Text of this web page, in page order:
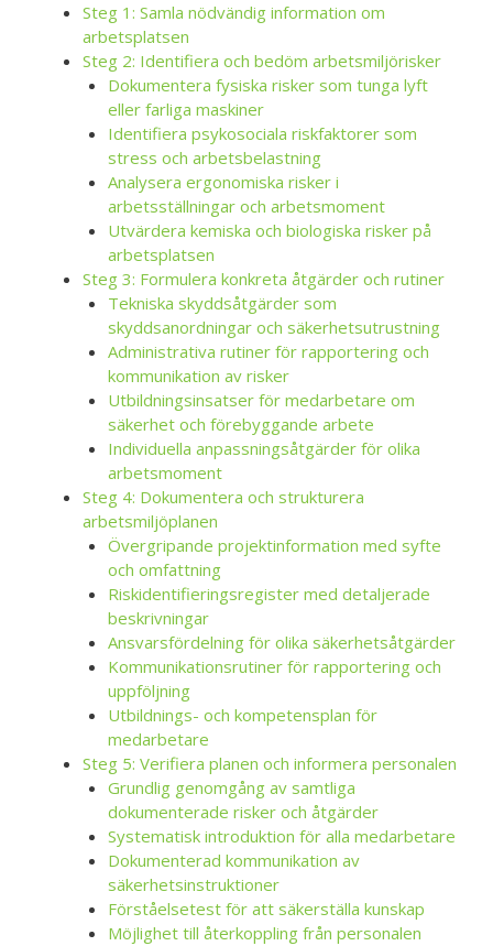
Steg 1: Samla nödvändig information om
arbetsplatsen
Steg 2: Identifiera och bedöm arbetsmiljörisker
Dokumentera fysiska risker som tunga lyft
eller farliga maskiner
Identifiera psykosociala riskfaktorer som
stress och arbetsbelastning
Analysera ergonomiska risker i
arbetsställningar och arbetsmoment
Utvärdera kemiska och biologiska risker på
arbetsplatsen
Steg 3: Formulera konkreta åtgärder och rutiner
Tekniska skyddsåtgärder som
skyddsanordningar och säkerhetsutrustning
Administrativa rutiner för rapportering och
kommunikation av risker
Utbildningsinsatser för medarbetare om
säkerhet och förebyggande arbete
Individuella anpassningsåtgärder för olika
arbetsmoment
Steg 4: Dokumentera och strukturera
arbetsmiljöplanen
Övergripande projektinformation med syfte
och omfattning
Riskidentifieringsregister med detaljerade
beskrivningar
Ansvarsfördelning för olika säkerhetsåtgärder
Kommunikationsrutiner för rapportering och
uppföljning
Utbildnings- och kompetensplan för
medarbetare
Steg 5: Verifiera planen och informera personalen
Grundlig genomgång av samtliga
dokumenterade risker och åtgärder
Systematisk introduktion för alla medarbetare
Dokumenterad kommunikation av
säkerhetsinstruktioner
Förståelsetest för att säkerställa kunskap
Möjlighet till återkoppling från personalen